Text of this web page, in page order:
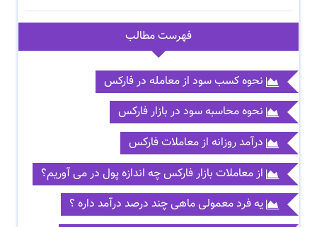
فهرست مطالب
نحوه کسب سود از معامله در فارکس
نحوه محاسبه سود در بازار فارکس
درآمد روزانه از معاملات فارکس
از معاملات بازار فارکس چه اندازه پول در می آوریم؟
یه فرد معمولی ماهی چند درصد درآمد داره ؟